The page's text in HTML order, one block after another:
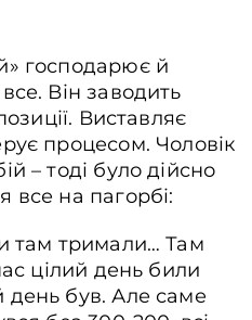
господарює й
Він заводить
Виставляє
процесом. Чоловік
– тоді було дійсно
все на пагорбі:
там тримали… Там
цілий день били
день був. Але саме